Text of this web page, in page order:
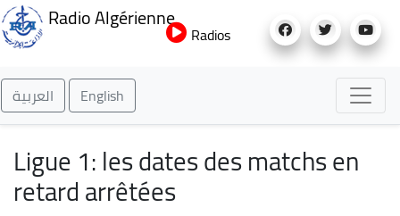
au
Radio Algérienne
Radios
العربية English
Ligue 1: les dates des matchs en
retard arrêtées